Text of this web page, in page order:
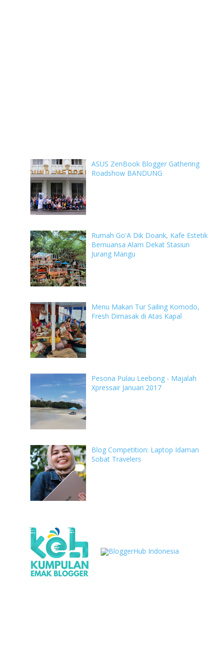
ASUS ZenBook Blogger Gathering
Roadshow BANDUNG
Rumah Go'A Dik Doank, Kafe Estetik
Bernuansa Alam Dekat Stasiun
Jurang Mangu
Menu Makan Tur Sailing Komodo,
Fresh Dimasak di Atas Kapal
Pesona Pulau Leebong - Majalah
Xpressair Januari 2017
Blog Competition: Laptop Idaman
Sobat Travelers